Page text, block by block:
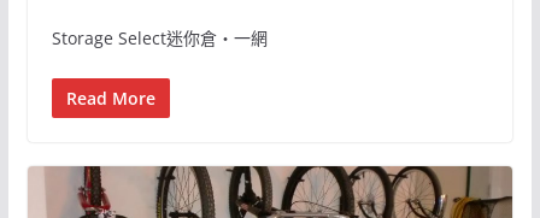
Storage Select迷你倉‧一網
Read More